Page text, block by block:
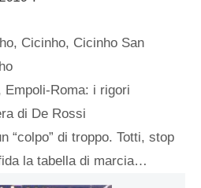
, Cicinho, Cicinho San
Empoli-Roma: i rigori
di De Rossi
“colpo” di troppo. Totti, stop
la tabella di marcia…